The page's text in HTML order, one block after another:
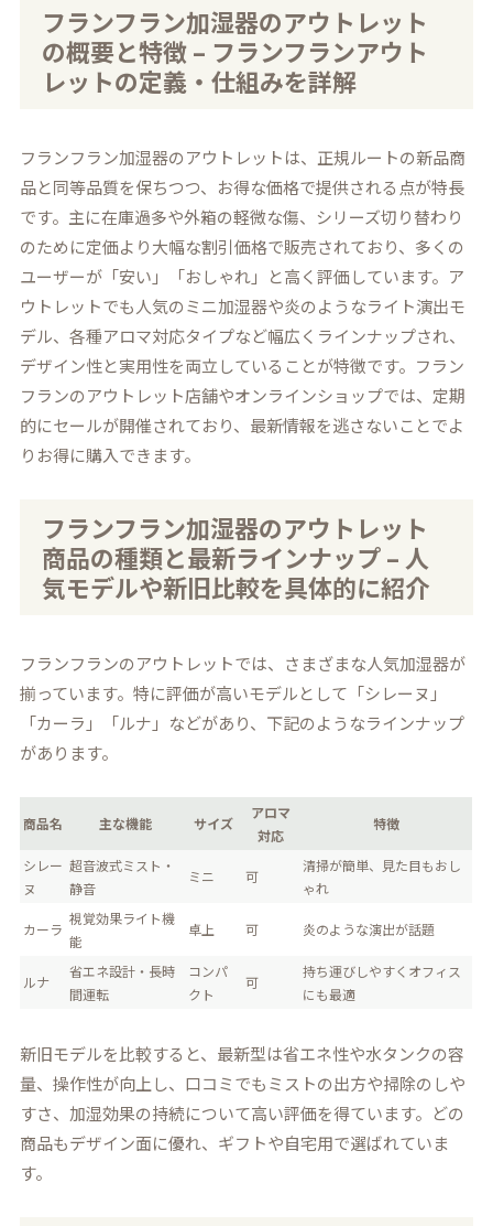
フランフラン加湿器のアウトレット
の概要と特徴 – フランフランアウト
レットの定義・仕組みを詳解
フランフラン加湿器のアウトレットは、正規ルートの新品商
品と同等品質を保ちつつ、お得な価格で提供される点が特長
です。主に在庫過多や外箱の軽微な傷、シリーズ切り替わり
のために定価より大幅な割引価格で販売されており、多くの
ユーザーが「安い」「おしゃれ」と高く評価しています。ア
ウトレットでも人気のミニ加湿器や炎のようなライト演出モ
デル、各種アロマ対応タイプなど幅広くラインナップされ、
デザイン性と実用性を両立していることが特徴です。フラン
フランのアウトレット店舗やオンラインショップでは、定期
的にセールが開催されており、最新情報を逃さないことでよ
りお得に購入できます。
フランフラン加湿器のアウトレット
商品の種類と最新ラインナップ – 人
気モデルや新旧比較を具体的に紹介
フランフランのアウトレットでは、さまざまな人気加湿器が
揃っています。特に評価が高いモデルとして「シレーヌ」
「カーラ」「ルナ」などがあり、下記のようなラインナップ
があります。
商品名 主な機能 サイズ
アロマ
対応
特徴
シレー
ヌ
超音波式ミスト・
静音
ミニ 可
清掃が簡単、見た目もおし
ゃれ
カーラ
視覚効果ライト機
能
卓上 可 炎のような演出が話題
ルナ
省エネ設計・長時
間運転
コンパ
クト
可
持ち運びしやすくオフィス
にも最適
新旧モデルを比較すると、最新型は省エネ性や水タンクの容
量、操作性が向上し、口コミでもミストの出方や掃除のしや
すさ、加湿効果の持続について高い評価を得ています。どの
商品もデザイン面に優れ、ギフトや自宅用で選ばれていま
す。